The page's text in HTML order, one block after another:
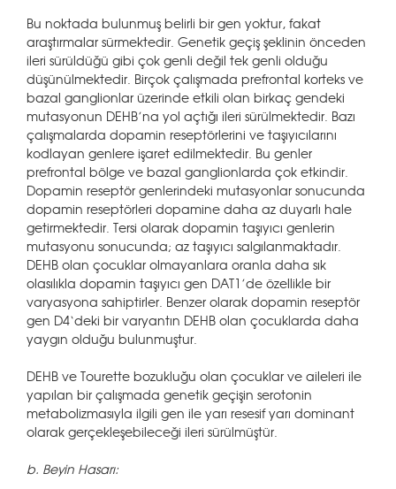
Bu noktada bulunmuş belirli bir gen yoktur, fakat
araştırmalar sürmektedir. Genetik geçiş şeklinin önceden
ileri sürüldüğü gibi çok genli değil tek genli olduğu
düşünülmektedir. Birçok çalışmada prefrontal korteks ve
bazal ganglionlar üzerinde etkili olan birkaç gendeki
mutasyonun DEHB’na yol açtığı ileri sürülmektedir. Bazı
çalışmalarda dopamin reseptörlerini ve taşıyıcılarını
kodlayan genlere işaret edilmektedir. Bu genler
prefrontal bölge ve bazal ganglionlarda çok etkindir.
Dopamin reseptör genlerindeki mutasyonlar sonucunda
dopamin reseptörleri dopamine daha az duyarlı hale
getirmektedir. Tersi olarak dopamin taşıyıcı genlerin
mutasyonu sonucunda; az taşıyıcı salgılanmaktadır.
DEHB olan çocuklar olmayanlara oranla daha sık
olasılıkla dopamin taşıyıcı gen DAT1’de özellikle bir
varyasyona sahiptirler. Benzer olarak dopamin reseptör
gen D4‘deki bir varyantın DEHB olan çocuklarda daha
yaygın olduğu bulunmuştur.
DEHB ve Tourette bozukluğu olan çocuklar ve aileleri ile
yapılan bir çalışmada genetik geçişin serotonin
metabolizmasıyla ilgili gen ile yarı resesif yarı dominant
olarak gerçekleşebileceği ileri sürülmüştür.
b. Beyin Hasarı: